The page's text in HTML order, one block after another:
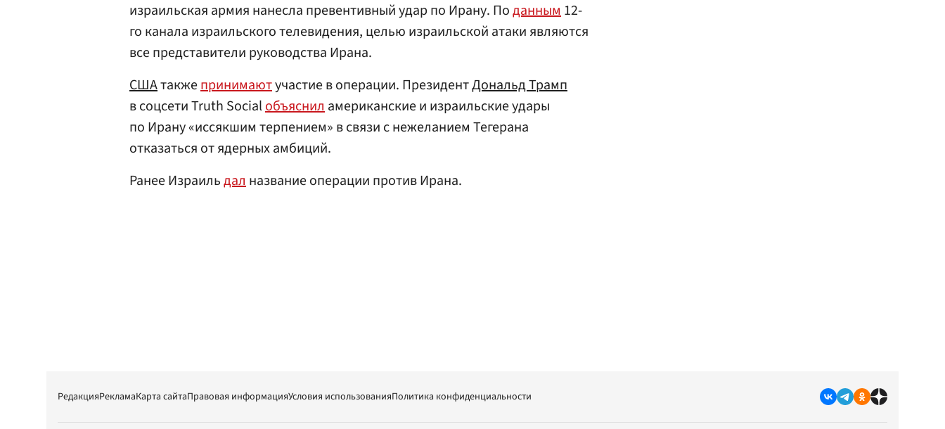
израильская армия нанесла превентивный удар по Ирану. Поданным12-
го канала израильского телевидения, целью израильской атаки являются
все представители руководства Ирана.
СШАтакжепринимаютучастие в операции. ПрезидентДональд Трамп
в соцсети Truth Socialобъясниламериканские и израильские удары
по Ирану «иссякшим терпением» в связи с нежеланием Тегерана
отказаться от ядерных амбиций.
Ранее Израильдалназвание операции против Ирана.
РедакцияРекламаКарта сайтаПравовая информацияУсловия использованияПолитика конфиденциальности